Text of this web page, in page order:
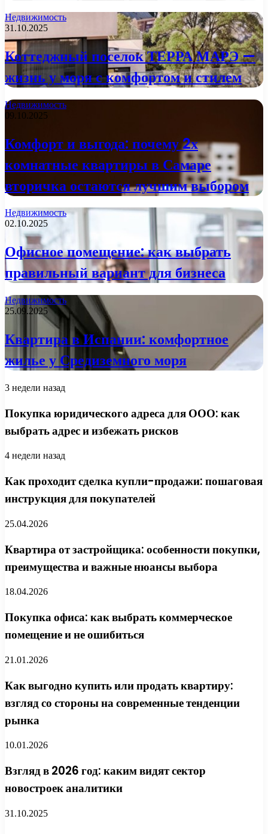
Недвижимость
31.10.2025
Коттеджный поселок ТЕРРА МАРЭ —
жизнь у моря с комфортом и стилем
Недвижимость
09.10.2025
Комфорт и выгода: почему 2х
комнатные квартиры в Самаре
вторичка остаются лучшим выбором
Недвижимость
02.10.2025
Офисное помещение: как выбрать
правильный вариант для бизнеса
Недвижимость
25.09.2025
Квартира в Испании: комфортное
жилье у Средиземного моря
3 недели назад
Покупка юридического адреса для ООО: как
выбрать адрес и избежать рисков
4 недели назад
Как проходит сделка купли-продажи: пошаговая
инструкция для покупателей
25.04.2026
Квартира от застройщика: особенности покупки,
преимущества и важные нюансы выбора
18.04.2026
Покупка офиса: как выбрать коммерческое
помещение и не ошибиться
21.01.2026
Как выгодно купить или продать квартиру:
взгляд со стороны на современные тенденции
рынка
10.01.2026
Взгляд в 2026 год: каким видят сектор
новостроек аналитики
31.10.2025